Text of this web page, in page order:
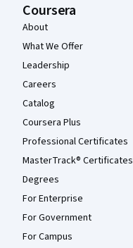
Coursera
About
What We Offer
Leadership
Careers
Catalog
Coursera Plus
Professional Certificates
MasterTrack® Certificates
Degrees
For Enterprise
For Government
For Campus